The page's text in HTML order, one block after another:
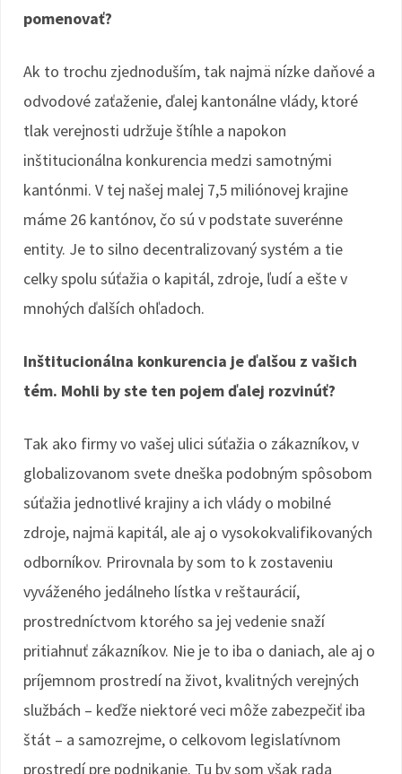
pomenovať?
Ak to trochu zjednoduším, tak najmä nízke daňové a
odvodové zaťaženie, ďalej kantonálne vlády, ktoré
tlak verejnosti udržuje štíhle a napokon
inštitucionálna konkurencia medzi samotnými
kantónmi. V tej našej malej 7,5 miliónovej krajine
máme 26 kantónov, čo sú v podstate suverénne
entity. Je to silno decentralizovaný systém a tie
celky spolu súťažia o kapitál, zdroje, ľudí a ešte v
mnohých ďalších ohľadoch.
Inštitucionálna konkurencia je ďalšou z vašich
tém. Mohli by ste ten pojem ďalej rozvinúť?
Tak ako firmy vo vašej ulici súťažia o zákazníkov, v
globalizovanom svete dneška podobným spôsobom
súťažia jednotlivé krajiny a ich vlády o mobilné
zdroje, najmä kapitál, ale aj o vysokokvalifikovaných
odborníkov. Prirovnala by som to k zostaveniu
vyváženého jedálneho lístka v reštaurácií,
prostredníctvom ktorého sa jej vedenie snaží
pritiahnuť zákazníkov. Nie je to iba o daniach, ale aj o
príjemnom prostredí na život, kvalitných verejných
službách – keďže niektoré veci môže zabezpečiť iba
štát – a samozrejme, o celkovom legislatívnom
prostredí pre podnikanie. Tu by som však rada